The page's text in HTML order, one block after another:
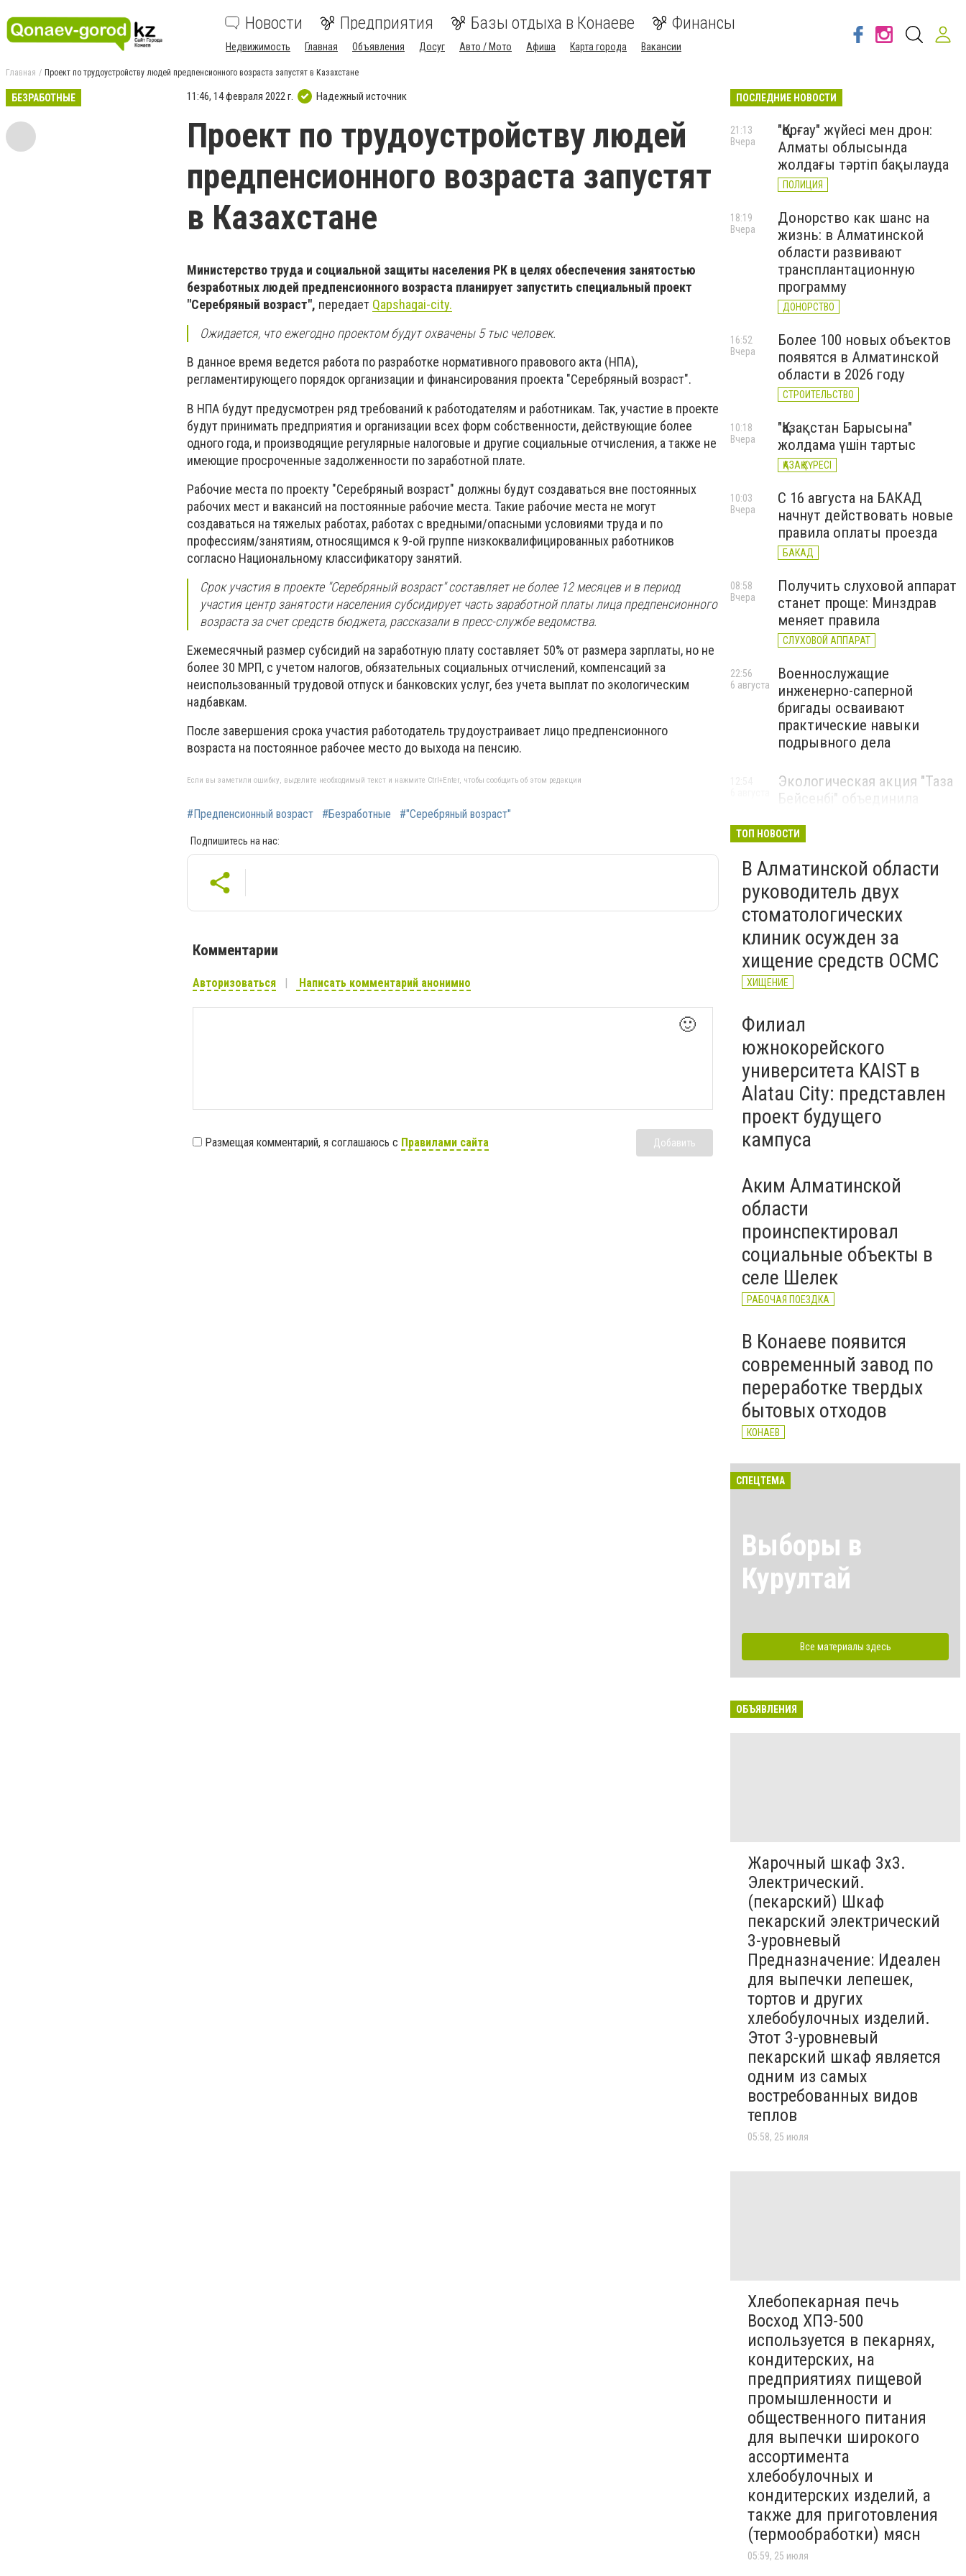
Новости Предприятия Базы отдыха в Конаеве Финансы
Недвижимость Главная Объявления Досуг Авто / Мото Афиша Карта города Вакансии
Главная Проект по трудоустройству людей предпенсионного возраста запустят в Казахстане
БЕЗРАБОТНЫЕ 11:46, 14 февраля 2022 г. Надежный источник
Проект по трудоустройству людей
предпенсионного возраста запустят
в Казахстане
Министерство труда и социальной защиты населения РК в целях обеспечения занятостью
безработных людей предпенсионного возраста планирует запустить специальный проект
"Серебряный возраст", передает Qapshagai-city.
Ожидается, что ежегодно проектом будут охвачены 5 тыс человек.
В данное время ведется работа по разработке нормативного правового акта (НПА),
регламентирующего порядок организации и финансирования проекта "Серебряный возраст".
В НПА будут предусмотрен ряд требований к работодателям и работникам. Так, участие в проекте
будут принимать предприятия и организации всех форм собственности, действующие более
одного года, и производящие регулярные налоговые и другие социальные отчисления, а также не
имеющие просроченные задолженности по заработной плате.
Рабочие места по проекту "Серебряный возраст" должны будут создаваться вне постоянных
рабочих мест и вакансий на постоянные рабочие места. Такие рабочие места не могут
создаваться на тяжелых работах, работах с вредными/опасными условиями труда и по
профессиям/занятиям, относящимся к 9-ой группе низкоквалифицированных работников
согласно Национальному классификатору занятий.
Срок участия в проекте "Серебряный возраст" составляет не более 12 месяцев и в период
участия центр занятости населения субсидирует часть заработной платы лица предпенсионного
возраста за счет средств бюджета, рассказали в пресс-службе ведомства.
Ежемесячный размер субсидий на заработную плату составляет 50% от размера зарплаты, но не
более 30 МРП, с учетом налогов, обязательных социальных отчислений, компенсаций за
неиспользованный трудовой отпуск и банковских услуг, без учета выплат по экологическим
надбавкам.
После завершения срока участия работодатель трудоустраивает лицо предпенсионного
возраста на постоянное рабочее место до выхода на пенсию.
Если вы заметили ошибку, выделите необходимый текст и нажмите Ctrl+Enter, чтобы сообщить об этом редакции
#Предпенсионный возраст #Безработные #"Серебряный возраст"
Подпишитесь на нас:
Комментарии
Авторизоваться Написать комментарий анонимно
🙂
Размещая комментарий, я соглашаюсь с Правилами сайта Добавить
ПОСЛЕДНИЕ НОВОСТИ
"Қорғау" жүйесі мен дрон:
Алматы облысында
жолдағы тәртіп бақылауда
ПОЛИЦИЯ
21:13
Вчера
Донорство как шанс на
жизнь: в Алматинской
области развивают
трансплантационную
программу
ДОНОРСТВО
18:19
Вчера
Более 100 новых объектов
появятся в Алматинской
области в 2026 году
СТРОИТЕЛЬСТВО
16:52
Вчера
"Қазақстан Барысына"
жолдама үшін тартыс
ҚАЗАҚ КҮРЕСІ
10:18
Вчера
С 16 августа на БАКАД
начнут действовать новые
правила оплаты проезда
БАКАД
10:03
Вчера
Получить слуховой аппарат
станет проще: Минздрав
меняет правила
СЛУХОВОЙ АППАРАТ
08:58
Вчера
Военнослужащие
инженерно-саперной
бригады осваивают
практические навыки
подрывного дела
22:56
6 августа
Экологическая акция "Таза
Бейсенбі" объединила
Алматинской области
ТОП НОВОСТИ
В Алматинской области
руководитель двух
стоматологических
клиник осужден за
хищение средств ОСМС
ХИЩЕНИЕ
Филиал
южнокорейского
университета KAIST в
Alatau City: представлен
проект будущего
кампуса
Аким Алматинской
области
проинспектировал
социальные объекты в
селе Шелек
РАБОЧАЯ ПОЕЗДКА
В Конаеве появится
современный завод по
переработке твердых
бытовых отходов
КОНАЕВ
СПЕЦТЕМА
Выборы в
Курултай
Все материалы здесь
ОБЪЯВЛЕНИЯ
Жарочный шкаф 3х3.
Электрический.
(пекарский) Шкаф
пекарский электрический
3-уровневый
Предназначение: Идеален
для выпечки лепешек,
тортов и других
хлебобулочных изделий.
Этот 3-уровневый
пекарский шкаф является
одним из самых
востребованных видов
теплов
05:58, 25 июля
Хлебопекарная печь
Восход ХПЭ-500
используется в пекарнях,
кондитерских, на
предприятиях пищевой
промышленности и
общественного питания
для выпечки широкого
ассортимента
хлебобулочных и
кондитерских изделий, а
также для приготовления
(термообработки) мясн
05:59, 25 июля